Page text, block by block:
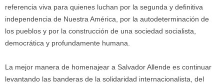
referencia viva para quienes luchan por la segunda y definitiva
independencia de Nuestra América, por la autodeterminación de
los pueblos y por la construcción de una sociedad socialista,
democrática y profundamente humana.
La mejor manera de homenajear a Salvador Allende es continuar
levantando las banderas de la solidaridad internacionalista, del